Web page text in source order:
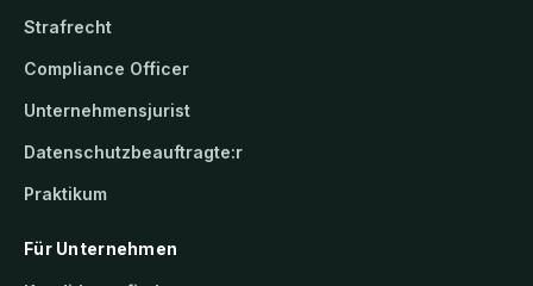
Strafrecht
Compliance Officer
Unternehmensjurist
Datenschutzbeauftragte:r
Praktikum
Für Unternehmen